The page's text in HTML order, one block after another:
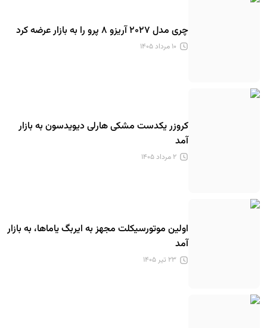
چری مدل ۲۰۲۷ آریزو ۸ پرو را به بازار عرضه کرد
۱۰ مرداد ۱۴۰۵
کروزر یکدست مشکی هارلی دیویدسون به بازار
آمد
۲ مرداد ۱۴۰۵
اولین موتورسیکلت مجهز به ایربگ یاماها، به بازار
آمد
۲۳ تیر ۱۴۰۵